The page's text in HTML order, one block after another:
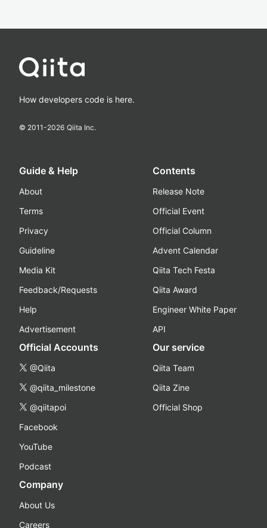
How developers code is here.
© 2011-2026 Qiita Inc.
Guide & Help
About
Terms
Privacy
Guideline
Media Kit
Feedback/Requests
Help
Advertisement
Contents
Release Note
Official Event
Official Column
Advent Calendar
Qiita Tech Festa
Qiita Award
Engineer White Paper
API
Official Accounts
@Qiita
@qiita_milestone
@qiitapoi
Facebook
YouTube
Podcast
Our service
Qiita Team
Qiita Zine
Official Shop
Company
About Us
Careers